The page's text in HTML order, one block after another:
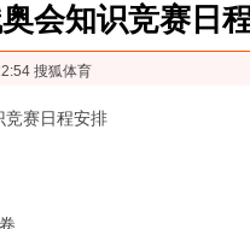
会知识竞赛日
搜狐体育
赛日程安排